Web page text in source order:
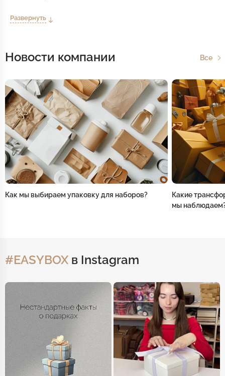
Развернуть
Новости компании Все
Как мы выбираем упаковку для наборов?
Какие
мы
#EASYBOX в Instagram